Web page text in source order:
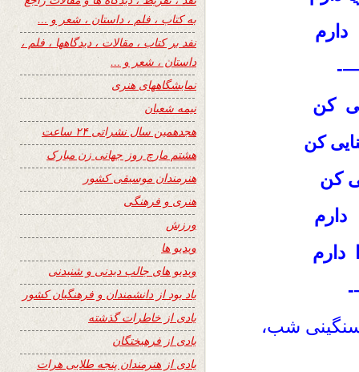
کن
کن
کن
شب،
به کتاب ، فلم ، داستان ، شعر و …
نفد بر کتاب ، مقالات ، دیدگاهها ، فلم ،
داستان ، شعر و …
نمایشگاههای هنری
نیمه شعبان
هجدهمین سال نشراتی ۲۴ ساعت
هشتم مارچ روز جهانی زن مبارک
هنرمندان موسیقی کشور
هنری و فرهنگی
ورزش
ویدیو ها
ویدیو های جالب دیدنی و شنیدنی
یاد بود از دانشمندان و فرهنگیان کشور
یادی از خاطرات گذشته
یادی از فرهیختگان
یادی از هنرمندان پنجه طلایی هرات